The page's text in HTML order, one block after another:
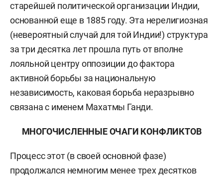
старейшей политической организации Индии,
основанной еще в 1885 году. Эта нерелигиозная
(невероятный случай для той Индии!) структура
за три десятка лет прошла путь от вполне
лояльной центру оппозиции до фактора
активной борьбы за национальную
независимость, каковая борьба неразрывно
связана с именем Махатмы Ганди.
МНОГОЧИСЛЕННЫЕ ОЧАГИ КОНФЛИКТОВ
Процесс этот (в своей основной фазе)
продолжался немногим менее трех десятков